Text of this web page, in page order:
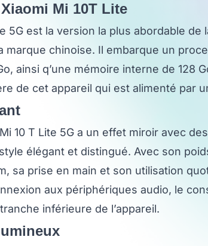
Mi 10T Lite
5G est la version la plus abordable de
marque chinoise. Il embarque un
ainsi q’une mémoire interne de 128
de cet appareil qui est alimenté par
10 T Lite 5G a un effet miroir avec
élégant et distingué. Avec son
sa prise en main et son utilisation
aux périphériques audio, le
inférieure de l’appareil.